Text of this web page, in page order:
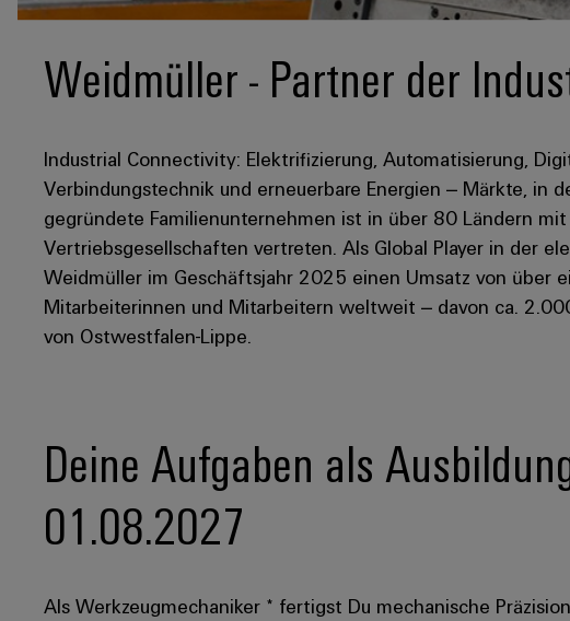
Weidmüller - Partner der
Industrial Connectivity: Elektrifizierung, Automatisierung,
Verbindungstechnik und erneuerbare Energien – Märkte, in
gegründete Familienunternehmen ist in über 80 Ländern
Vertriebsgesellschaften vertreten. Als Global Player in der
Weidmüller im Geschäftsjahr 2025 einen Umsatz von über
Mitarbeiterinnen und Mitarbeitern weltweit – davon ca.
von Ostwestfalen-Lippe.
Deine Aufgaben als
01.08.2027
Als Werkzeugmechaniker * fertigst Du mechanische